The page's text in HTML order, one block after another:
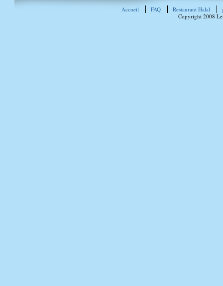
Accueil FAQ Restaurant Halal
Copyright 2008